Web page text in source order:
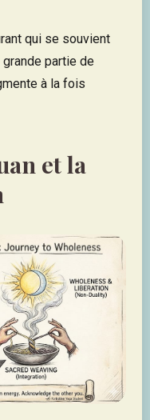
qui se souvient
partie de
à la fois
et la